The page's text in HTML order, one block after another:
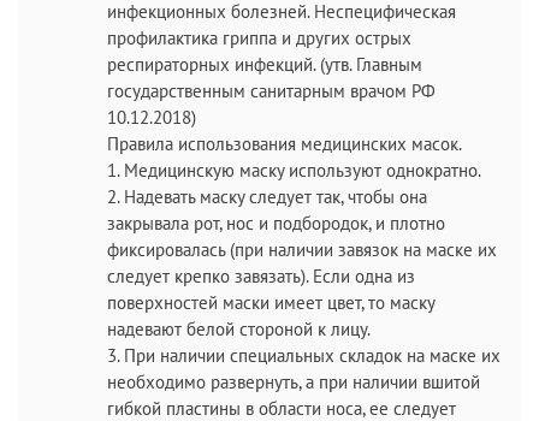
инфекционных болезней. Неспецифическая
профилактика гриппа и других острых
респираторных инфекций. (утв. Главным
государственным санитарным врачом РФ
10.12.2018)
Правила использования медицинских масок.
1. Медицинскую маску используют однократно.
2. Надевать маску следует так, чтобы она
закрывала рот, нос и подбородок, и плотно
фиксировалась (при наличии завязок на маске их
следует крепко завязать). Если одна из
поверхностей маски имеет цвет, то маску
надевают белой стороной к лицу.
3. При наличии специальных складок на маске их
необходимо развернуть, а при наличии вшитой
гибкой пластины в области носа, ее следует